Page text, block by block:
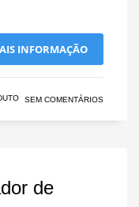
INFORMAÇÃO
SEM COMENTÁRIOS
de